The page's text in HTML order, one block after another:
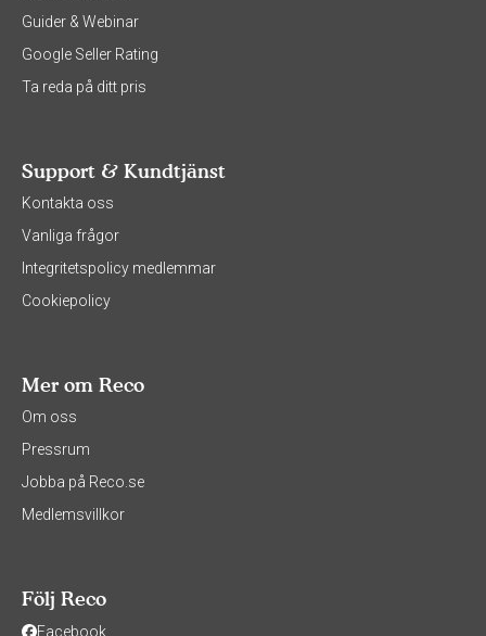
Guider & Webinar
Google Seller Rating
Ta reda på ditt pris
Support & Kundtjänst
Kontakta oss
Vanliga frågor
Integritetspolicy medlemmar
Cookiepolicy
Mer om Reco
Om oss
Pressrum
Jobba på Reco.se
Medlemsvillkor
Följ Reco
Facebook